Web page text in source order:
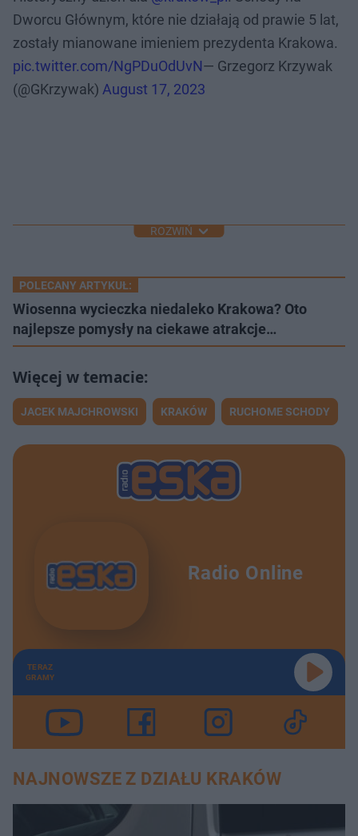
Dworcu Głównym, które nie działają od prawie 5 lat,
zostały mianowane imieniem prezydenta Krakowa.
pic.twitter.com/NgPDuOdUvN— Grzegorz Krzywak
(@GKrzywak) August 17, 2023
ROZWIŃ
POLECANY ARTYKUŁ:
Wiosenna wycieczka niedaleko Krakowa? Oto
najlepsze pomysły na ciekawe atrakcje…
JACEK MAJCHROWSKI KRAKÓW RUCHOME SCHODY
Radio Online
TERAZ
GRAMY
NAJNOWSZE Z DZIAŁU KRAKÓW